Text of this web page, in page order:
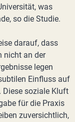
was
so die Studie.
darauf, dass
nicht an der
legen
Einfluss auf
soziale Kluft
für die Praxis
zuversichtlich,